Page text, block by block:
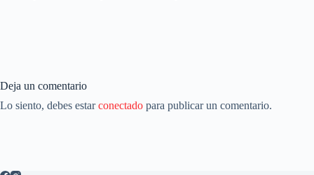
Deja un comentario
Lo siento, debes estarconectado para publicar un comentario.